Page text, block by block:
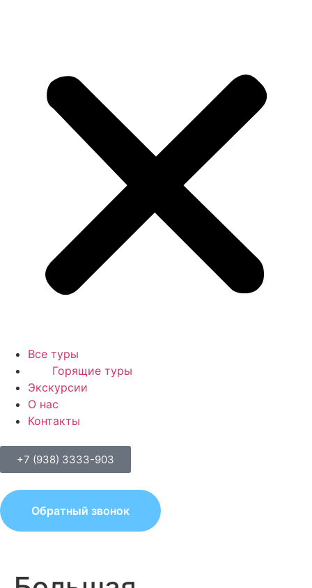
Все туры
Горящие туры
Экскурсии
О нас
Контакты
+7 (938) 3333-903
Обратный звонок